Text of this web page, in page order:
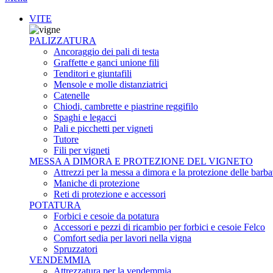
VITE
PALIZZATURA
Ancoraggio dei pali di testa
Graffette e ganci unione fili
Tenditori e giuntafili
Mensole e molle distanziatrici
Catenelle
Chiodi, cambrette e piastrine reggifilo
Spaghi e legacci
Pali e picchetti per vigneti
Tutore
Fili per vigneti
MESSA A DIMORA E PROTEZIONE DEL VIGNETO
Attrezzi per la messa a dimora e la protezione delle
Maniche di protezione
Reti di protezione e accessori
POTATURA
Forbici e cesoie da potatura
Accessori e pezzi di ricambio per forbici e cesoie Felco
Comfort sedia per lavori nella vigna
Spruzzatori
VENDEMMIA
Attrezzatura per la vendemmia